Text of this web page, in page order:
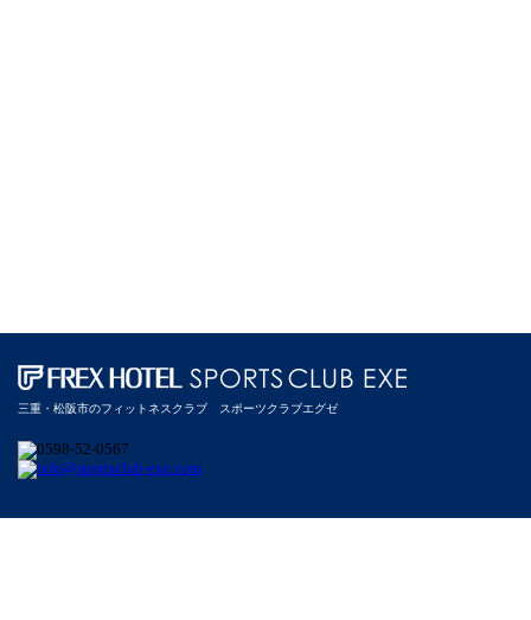
三重・松阪市のフィットネスクラブ スポーツクラブエグゼ